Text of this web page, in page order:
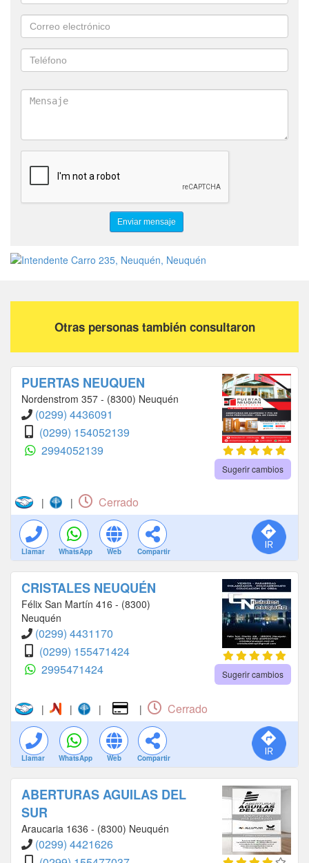
Otras personas también consultaron
PUERTAS NEUQUEN
Nordenstrom 357 - (8300) Neuquén
(0299) 4436091
(0299) 154052139
2994052139
Sugerir cambios
| | Cerrado
Llamar WhatsApp Web Compartir
CRISTALES NEUQUÉN
Félix San Martín 416 - (8300)
Neuquén
(0299) 4431170
(0299) 155471424
2995471424
Sugerir cambios
| | | | Cerrado
Llamar WhatsApp Web Compartir
ABERTURAS AGUILAS DEL
SUR
Araucaria 1636 - (8300) Neuquén
(0299) 4421626